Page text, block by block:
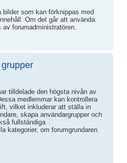
bilder som kan förknippas med
Om det går att använda
forumadministratören.
tilldelade den högsta nivån av
medlemmar kan kontrollera
vilket inkluderar att ställa in
skapa användargrupper och
fullständiga
kategorier, om forumgrundaren